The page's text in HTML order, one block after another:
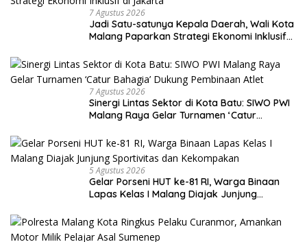
7 Agustus 2026
Jadi Satu-satunya Kepala Daerah, Wali Kota
Malang Paparkan Strategi Ekonomi Inklusif
7 Agustus 2026
Sinergi Lintas Sektor di Kota Batu: SIWO PWI
Malang Raya Gelar Turnamen ‘Catur
5 Agustus 2026
Gelar Porseni HUT ke-81 RI, Warga Binaan
Lapas Kelas I Malang Diajak Junjung